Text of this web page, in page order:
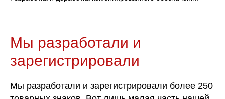
Мы разработали и
зарегистрировали
Мы разработали и зарегистрировали более 250